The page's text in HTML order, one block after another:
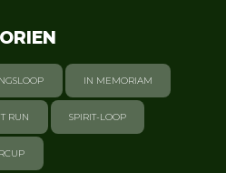
IN MEMORIAM
RUN SPIRIT-LOOP